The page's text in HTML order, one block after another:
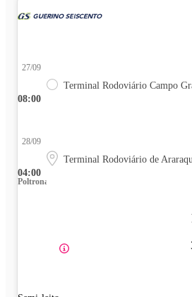
08:00
27/09
Terminal Rodoviário Campo
04:00
28/09
Terminal Rodoviário de
Poltrona